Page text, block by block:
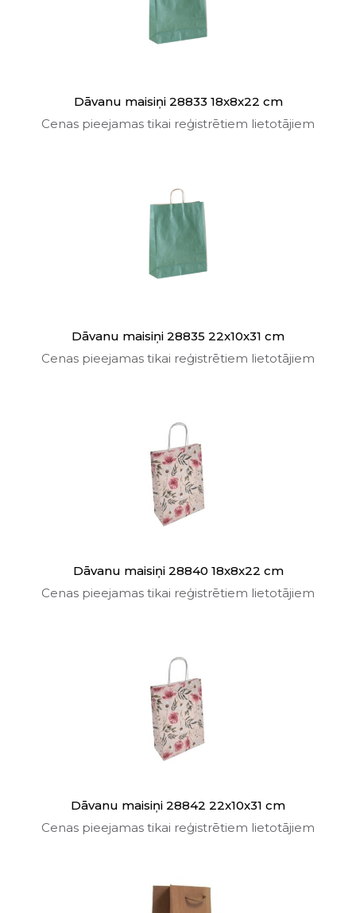
Dāvanu maisiņi 28833 18x8x22 cm
Cenas pieejamas tikai reģistrētiem lietotājiem
Dāvanu maisiņi 28835 22x10x31 cm
Cenas pieejamas tikai reģistrētiem lietotājiem
Dāvanu maisiņi 28840 18x8x22 cm
Cenas pieejamas tikai reģistrētiem lietotājiem
Dāvanu maisiņi 28842 22x10x31 cm
Cenas pieejamas tikai reģistrētiem lietotājiem